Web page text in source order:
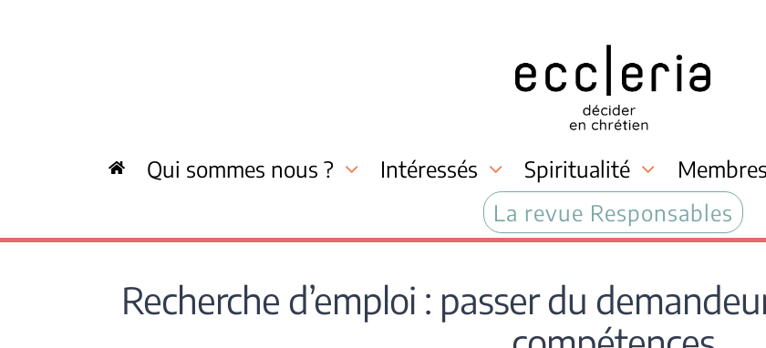
Qui sommes nous ? Intéressés Spiritualité Membres
La revue Responsables
Recherche d’emploi : passer du